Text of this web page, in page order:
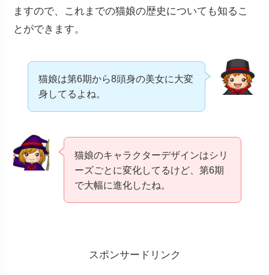
ますので、これまでの猫娘の歴史についても知るこ
とができます。
猫娘は第6期から8頭身の美女に大変
身してるよね。
猫娘のキャラクターデザインはシリ
ーズごとに変化してるけど、第6期
で大幅に進化したね。
スポンサードリンク